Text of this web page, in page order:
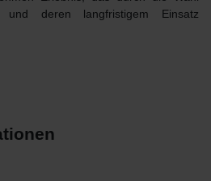
und deren langfristigem Einsatz